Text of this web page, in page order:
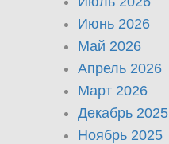
Июнь 2026
Май 2026
Апрель 2026
Март 2026
Декабрь 2025
Ноябрь 2025